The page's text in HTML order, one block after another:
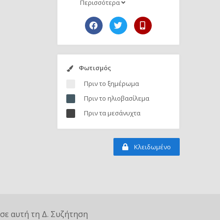
Περισσότερα
Φωτισμός
Πριν το ξημέρωμα
Πριν το ηλιοβασίλεμα
Πριν τα μεσάνυχτα
Κλειδωμένο
αυτή τη Δ. Συζήτηση